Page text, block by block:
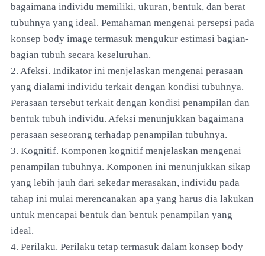
bagaimana individu memiliki, ukuran, bentuk, dan berat
tubuhnya yang ideal. Pemahaman mengenai persepsi pada
konsep body image termasuk mengukur estimasi bagian-
bagian tubuh secara keseluruhan.
2. Afeksi. Indikator ini menjelaskan mengenai perasaan
yang dialami individu terkait dengan kondisi tubuhnya.
Perasaan tersebut terkait dengan kondisi penampilan dan
bentuk tubuh individu. Afeksi menunjukkan bagaimana
perasaan seseorang terhadap penampilan tubuhnya.
3. Kognitif. Komponen kognitif menjelaskan mengenai
penampilan tubuhnya. Komponen ini menunjukkan sikap
yang lebih jauh dari sekedar merasakan, individu pada
tahap ini mulai merencanakan apa yang harus dia lakukan
untuk mencapai bentuk dan bentuk penampilan yang
ideal.
4. Perilaku. Perilaku tetap termasuk dalam konsep body